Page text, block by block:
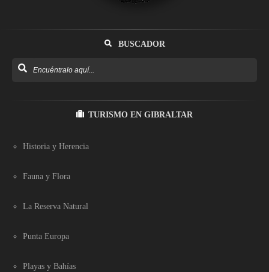
BUSCADOR
TURISMO EN GIBRALTAR
Historia y Herencia
Fauna y Flora
La Reserva Natural
Punta Europa
Playas y Bahías